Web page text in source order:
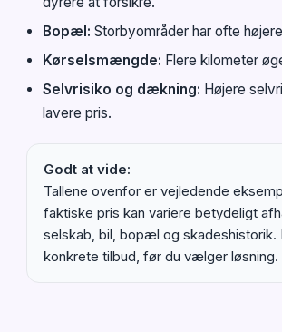
Bopæl: Storbyområder har ofte
Kørselsmængde: Flere kilometer
Selvrisiko og dækning: Højere
lavere pris.
Godt at vide:
Tallene ovenfor er vejledende
faktiske pris kan variere betydeligt
selskab, bil, bopæl og skadeshistorik.
konkrete tilbud, før du vælger løsning.